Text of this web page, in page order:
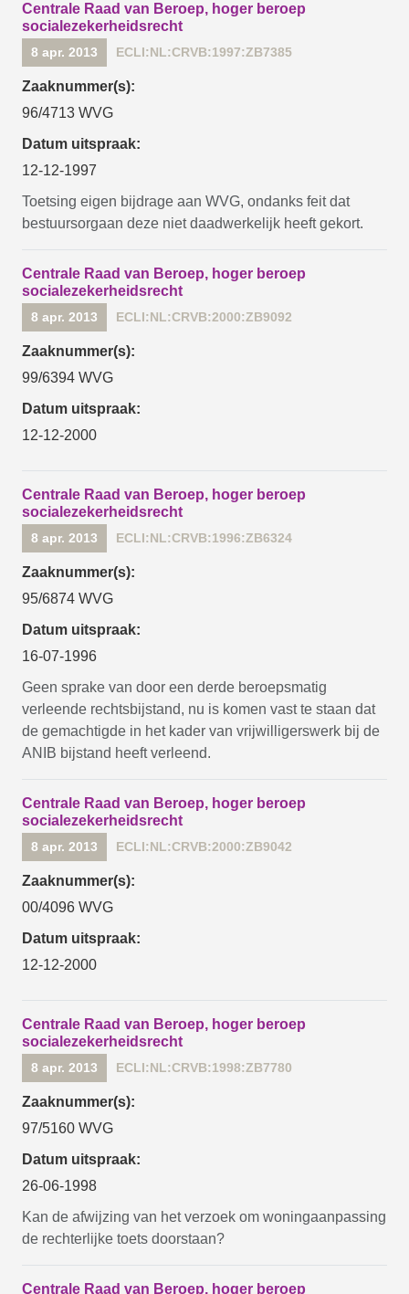
Centrale Raad van Beroep, hoger beroep
socialezekerheidsrecht
8 apr. 2013 ECLI:NL:CRVB:1997:ZB7385
Zaaknummer(s):
96/4713 WVG
Datum uitspraak:
12-12-1997
Toetsing eigen bijdrage aan WVG, ondanks feit dat
bestuursorgaan deze niet daadwerkelijk heeft gekort.
Centrale Raad van Beroep, hoger beroep
socialezekerheidsrecht
8 apr. 2013 ECLI:NL:CRVB:2000:ZB9092
Zaaknummer(s):
99/6394 WVG
Datum uitspraak:
12-12-2000
Centrale Raad van Beroep, hoger beroep
socialezekerheidsrecht
8 apr. 2013 ECLI:NL:CRVB:1996:ZB6324
Zaaknummer(s):
95/6874 WVG
Datum uitspraak:
16-07-1996
Geen sprake van door een derde beroepsmatig
verleende rechtsbijstand, nu is komen vast te staan dat
de gemachtigde in het kader van vrijwilligerswerk bij de
ANIB bijstand heeft verleend.
Centrale Raad van Beroep, hoger beroep
socialezekerheidsrecht
8 apr. 2013 ECLI:NL:CRVB:2000:ZB9042
Zaaknummer(s):
00/4096 WVG
Datum uitspraak:
12-12-2000
Centrale Raad van Beroep, hoger beroep
socialezekerheidsrecht
8 apr. 2013 ECLI:NL:CRVB:1998:ZB7780
Zaaknummer(s):
97/5160 WVG
Datum uitspraak:
26-06-1998
Kan de afwijzing van het verzoek om woningaanpassing
de rechterlijke toets doorstaan?
Centrale Raad van Beroep, hoger beroep